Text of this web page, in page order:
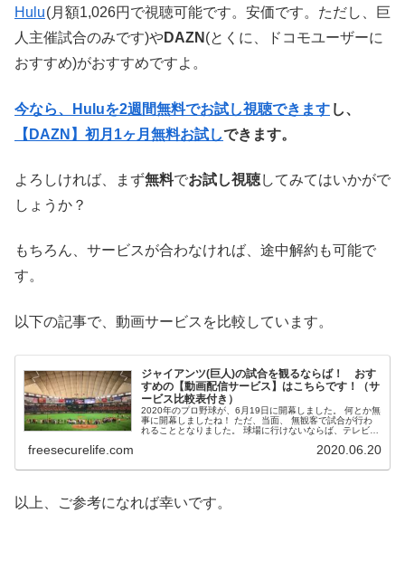
Hulu(月額1,026円で視聴可能です。安価です。ただし、巨
人主催試合のみです)やDAZN (とくに、ドコモユーザーに
おすすめ)がおすすめですよ。
今なら、Huluを2週間無料でお試し視聴できます し、
【DAZN】初月1ヶ月無料お試しできます。
よろしければ、まず無料でお試し視聴してみてはいかがで
しょうか？
もちろん、サービスが合わなければ、途中解約も可能で
す。
以下の記事で、動画サービスを比較しています。
ジャイアンツ(巨人)の試合を観るならば！ おす
すめの【動画配信サービス】はこちらです！（サ
ービス比較表付き）
2020年のプロ野球が、6月19日に開幕しました。 何とか無
事に開幕しましたね！ ただ、当面、 無観客で試合が行わ
れることとなりました。 球場に行けないならば、テレビで
freesecurelife.com 2020.06.20
以上、ご参考になれば幸いです。